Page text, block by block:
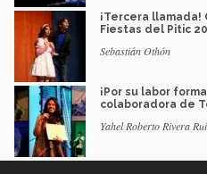
¡Tercera
Fiestas del Pitic
Sebastián Othón
¡Por su labor
colaboradora de
Yahel Roberto Rivera